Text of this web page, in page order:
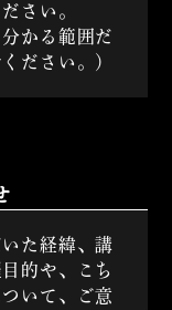
さい。
かる範囲だ
ださい。）
た経緯、講
的や、こち
いて、ご意